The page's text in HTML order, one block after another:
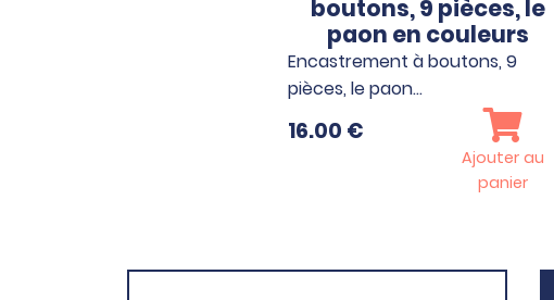
boutons, 9 pièces, le
paon en couleurs
Encastrement à boutons, 9
pièces, le paon…
16.00 €
Ajouter au
panier